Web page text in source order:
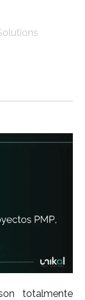
totalmente